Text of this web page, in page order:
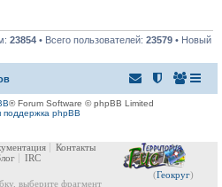
23854 • Всего пользователей: 23579 • Новый
® Forum Software © phpBB Limited
поддержка phpBB
(Геокруг)
Контакты
IRC
выберите фрагмент